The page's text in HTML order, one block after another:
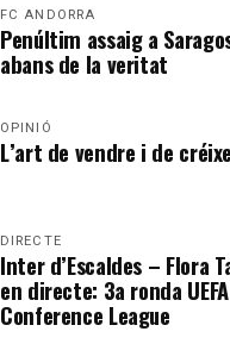
FC ANDORRA
Penúltim assaig a
abans de la veritat
OPINIÓ
L’art de vendre i de
DIRECTE
Inter d’Escaldes – Flora
en directe: 3a ronda UEFA
Conference League